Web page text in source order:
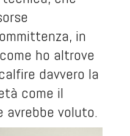
in
come ho altrove
davvero la
come il
avrebbe voluto.